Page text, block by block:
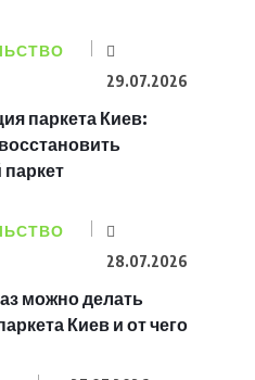
29.07.2026
паркета Киев:
паркет
28.07.2026
можно делать
Киев и от чего